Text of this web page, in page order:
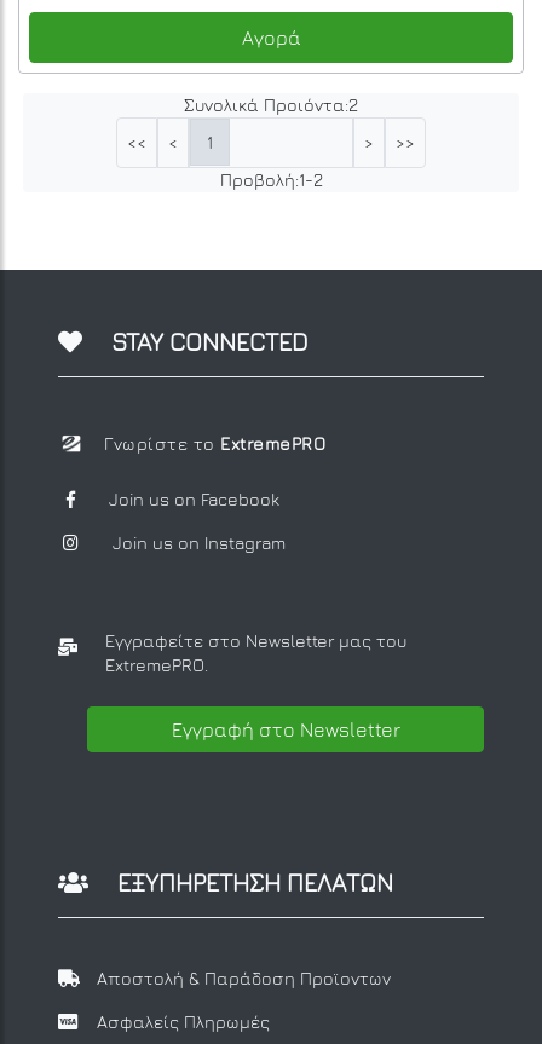
Αγορά
Συνολικά Προιόντα:2
<<
< 1 >
>>
Προβολή:1-2
STAY CONNECTED
Γνωρίστε το ExtremePRO
Join us on Facebook
Join us on Instagram
Εγγραφείτε στο Newsletter μας του
ExtremePRO.
Εγγραφή στο Newsletter
ΕΞΥΠΗΡΕΤΗΣΗ ΠΕΛΑΤΩΝ
Αποστολή & Παράδοση Προϊοντων
Ασφαλείς Πληρωμές